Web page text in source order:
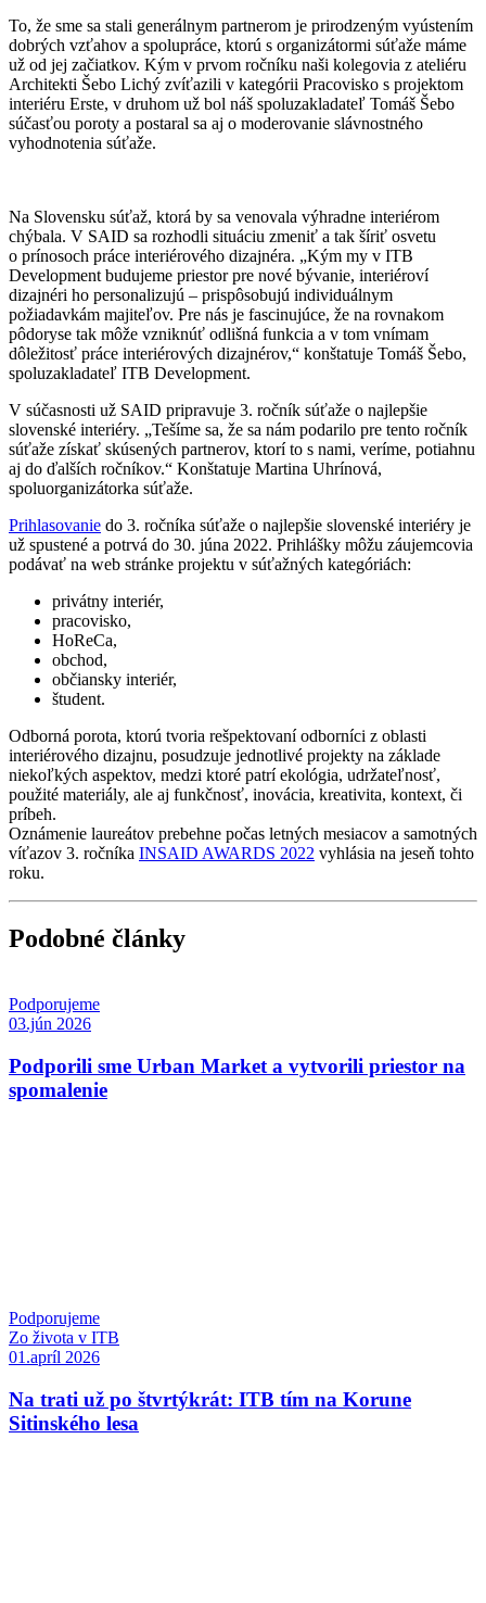
To, že sme sa stali generálnym partnerom je prirodzeným vyústením
dobrých vzťahov a spolupráce, ktorú s organizátormi súťaže máme
už od jej začiatkov. Kým v prvom ročníku naši kolegovia z ateliéru
Architekti Šebo Lichý zvíťazili v kategórii Pracovisko s projektom
interiéru Erste, v druhom už bol náš spoluzakladateľ Tomáš Šebo
súčasťou poroty a postaral sa aj o moderovanie slávnostného
vyhodnotenia súťaže.
Na Slovensku súťaž, ktorá by sa venovala výhradne interiérom
chýbala. V SAID sa rozhodli situáciu zmeniť a tak šíriť osvetu
o prínosoch práce interiérového dizajnéra. „Kým my v ITB
Development budujeme priestor pre nové bývanie, interiéroví
dizajnéri ho personalizujú – prispôsobujú individuálnym
požiadavkám majiteľov. Pre nás je fascinujúce, že na rovnakom
pôdoryse tak môže vzniknúť odlišná funkcia a v tom vnímam
dôležitosť práce interiérových dizajnérov,“ konštatuje Tomáš Šebo,
spoluzakladateľ ITB Development.
V súčasnosti už SAID pripravuje 3. ročník súťaže o najlepšie
slovenské interiéry. „Tešíme sa, že sa nám podarilo pre tento ročník
súťaže získať skúsených partnerov, ktorí to s nami, veríme, potiahnu
aj do ďalších ročníkov.“ Konštatuje Martina Uhrínová,
spoluorganizátorka súťaže.
Prihlasovanie do 3. ročníka súťaže o najlepšie slovenské interiéry je
už spustené a potrvá do 30. júna 2022. Prihlášky môžu záujemcovia
podávať na web stránke projektu v súťažných kategóriách:
privátny interiér,
pracovisko,
HoReCa,
obchod,
občiansky interiér,
študent.
Odborná porota, ktorú tvoria rešpektovaní odborníci z oblasti
interiérového dizajnu, posudzuje jednotlivé projekty na základe
niekoľkých aspektov, medzi ktoré patrí ekológia, udržateľnosť,
použité materiály, ale aj funkčnosť, inovácia, kreativita, kontext, či
príbeh.
Oznámenie laureátov prebehne počas letných mesiacov a samotných
víťazov 3. ročníka INSAID AWARDS 2022 vyhlásia na jeseň tohto
roku.
Podobné články
Podporujeme
03.jún 2026
Podporili sme Urban Market a vytvorili priestor na
spomalenie
Podporujeme
Zo života v ITB
01.apríl 2026
Na trati už po štvrtýkrát: ITB tím na Korune
Sitinského lesa